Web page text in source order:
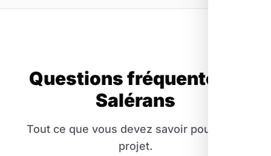
Questions fréquentes à
Salérans
Tout ce que vous devez savoir pour votre
projet.